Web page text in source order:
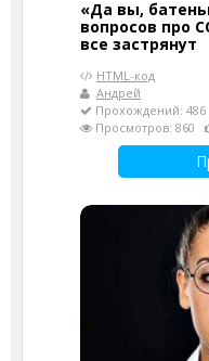
«Да вы,
вопросов про
все застрянут
HTML-код
Андрей
Прохождений: 486
Просмотров: 860